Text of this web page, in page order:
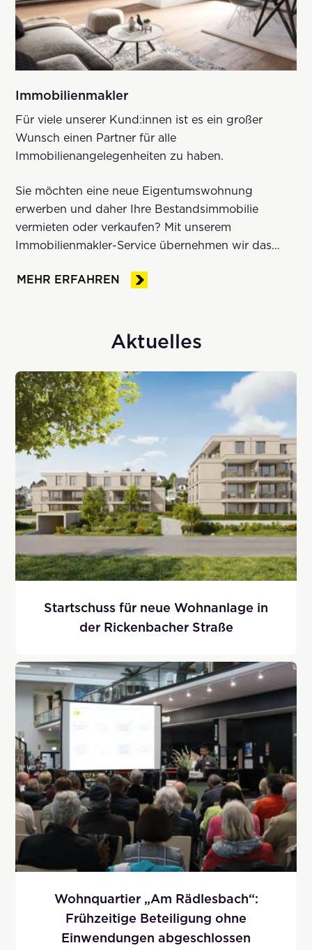
Immobilienmakler
Für viele unserer Kund:innen ist es ein großer
Wunsch einen Partner für alle
Immobilienangelegenheiten zu haben.
Sie möchten eine neue Eigentumswohnung
erwerben und daher Ihre Bestandsimmobilie
vermieten oder verkaufen? Mit unserem
Immobilienmakler-Service übernehmen wir das
MEHR ERFAHREN
Aktuelles
Startschuss für neue Wohnanlage in
der Rickenbacher Straße
Wohnquartier „Am Rädlesbach“:
Frühzeitige Beteiligung ohne
Einwendungen abgeschlossen